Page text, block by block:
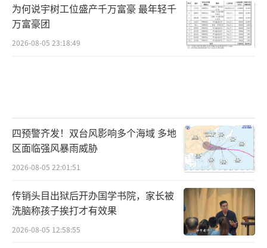
为何说宇树工位盛产千万富豪 最年轻千
万富豪团
2026-08-05 23:18:49
四预警齐发！双台风影响多个海域 多地
区面临强风暴雨威胁
2026-08-05 22:01:51
传销头目出狱后开办国学书院，家长被
洗脑称孩子挨打才有效果
2026-08-05 12:58:55